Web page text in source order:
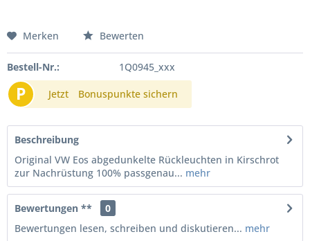
Merken Bewerten
Bestell-Nr.: 1Q0945_xxx
P Jetzt Bonuspunkte sichern
Beschreibung
Original VW Eos abgedunkelte Rückleuchten in Kirschrot
zur Nachrüstung 100% passgenau... mehr
Bewertungen **
0
Bewertungen lesen, schreiben und diskutieren... mehr